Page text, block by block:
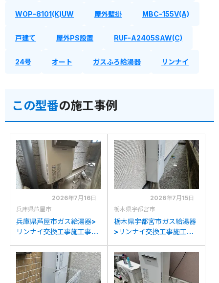
WOP-8101(K)UW 屋外壁掛 MBC-155V(A)
戸建て 屋外PS設置 RUF-A2405SAW(C)
24号 オート ガスふろ給湯器 リンナイ
この型番の施工事例
2026年7月16日
兵庫県芦屋市
兵庫県芦屋市ガス給湯器>
リンナイ交換工事施工事
らリンナイRUF-
A2405SAW(C)への交換
2026年7月15日
栃木県宇都宮市
栃木県宇都宮市ガス給湯器
>リンナイ交換工事施工事
A2400SAWからリンナイ
RUF-A2405SAW(C)への
交換